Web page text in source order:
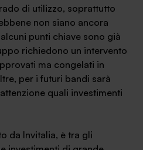
di utilizzo, soprattutto
non siano ancora
punti chiave sono già
richiedono un intervento
ma congelati in
per i futuri bandi sarà
quali investimenti
da Invitalia, è tra gli